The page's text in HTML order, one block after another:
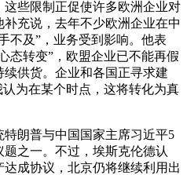
些限制正促使许多欧洲企业对
充说，去年不少欧洲企业在中
不及”，业务受到影响。他表
态转变”，欧盟企业已不能再假
供货。企业和各国正寻求建
为在某个时点，这将转化为真
朗普与中国国家主席习近平5
之一。不过，埃斯克伦德认
成协议，北京仍将继续利用出